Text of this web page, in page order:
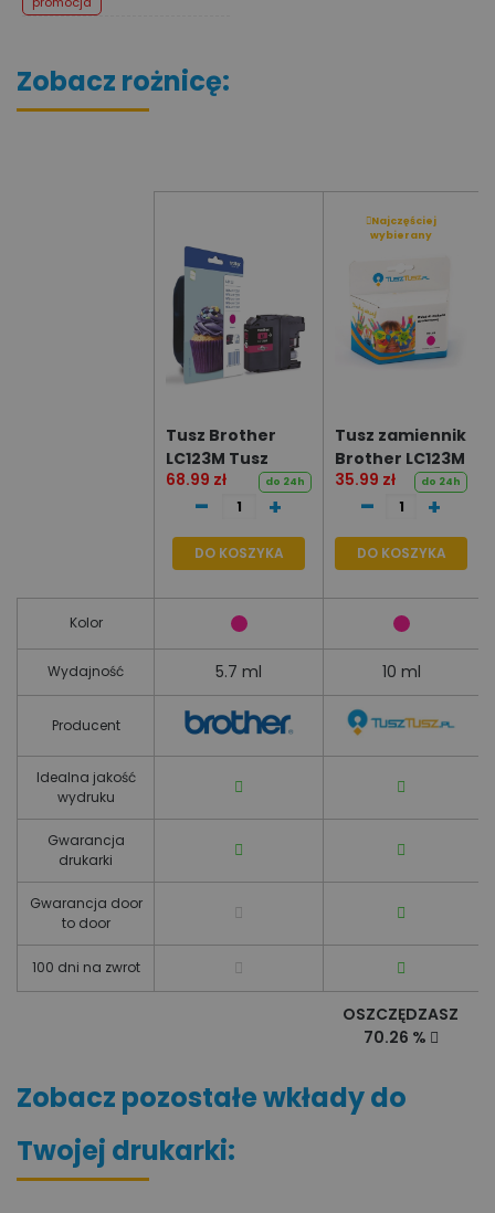
Zobacz rożnicę:
Tusz Brother
LC123M Tusz
magenta,
wydajność 600
68.99 zł do 24h
- +
DO KOSZYKA
Najczęściej
wybierany
Tusz zamiennik
Brother LC123M
35.99 zł
do 24h
- +
DO KOSZYKA
Kolor
Wydajność 5.7 ml 10 ml
Producent
Idealna jakość
wydruku
Gwarancja
drukarki
Gwarancja door
to door
100 dni na zwrot
OSZCZĘDZASZ
70.26 %
Zobacz pozostałe wkłady do
Twojej drukarki: